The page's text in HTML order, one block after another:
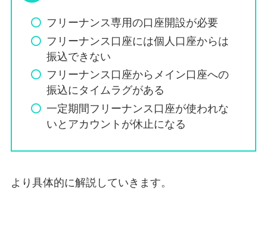
フリーナンス専用の口座開設が必要
フリーナンス口座には個人口座からは
振込できない
フリーナンス口座からメイン口座への
振込にタイムラグがある
一定期間フリーナンス口座が使われな
いとアカウントが休止になる
より具体的に解説していきます。